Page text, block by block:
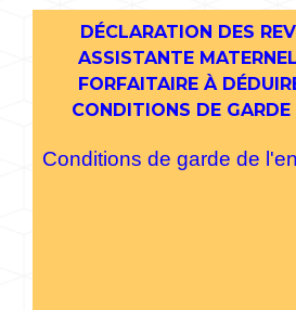
DÉCLARATION DES
ASSISTANTE
FORFAITAIRE À
CONDITIONS DE
Conditions de garde de